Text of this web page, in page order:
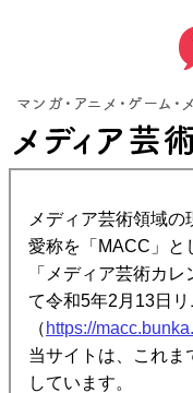
メディア芸術領域
愛称を「MACC」と
「メディア芸術カ
て令和5年2月13日リ
（ https://
当サイトは、これま
しています。